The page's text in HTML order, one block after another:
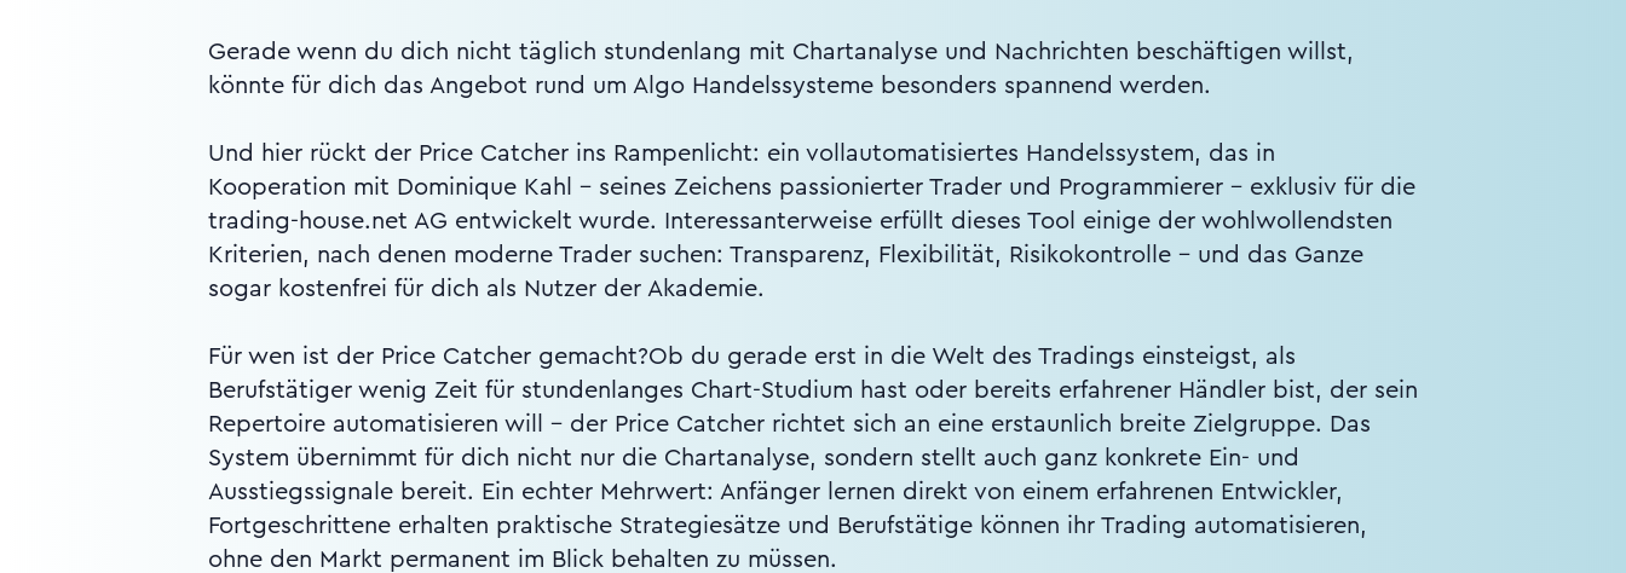
Gerade wenn du dich nicht täglich stundenlang mit Chartanalyse und Nachrichten beschäftigen willst,
könnte für dich das Angebot rund um Algo Handelssysteme besonders spannend werden.
Und hier rückt der Price Catcher ins Rampenlicht: ein vollautomatisiertes Handelssystem, das in
Kooperation mit Dominique Kahl – seines Zeichens passionierter Trader und Programmierer – exklusiv für die
trading-house.net AG entwickelt wurde. Interessanterweise erfüllt dieses Tool einige der wohlwollendsten
Kriterien, nach denen moderne Trader suchen: Transparenz, Flexibilität, Risikokontrolle – und das Ganze
sogar kostenfrei für dich als Nutzer der Akademie.
Für wen ist der Price Catcher gemacht?Ob du gerade erst in die Welt des Tradings einsteigst, als
Berufstätiger wenig Zeit für stundenlanges Chart-Studium hast oder bereits erfahrener Händler bist, der sein
Repertoire automatisieren will – der Price Catcher richtet sich an eine erstaunlich breite Zielgruppe. Das
System übernimmt für dich nicht nur die Chartanalyse, sondern stellt auch ganz konkrete Ein- und
Ausstiegssignale bereit. Ein echter Mehrwert: Anfänger lernen direkt von einem erfahrenen Entwickler,
Fortgeschrittene erhalten praktische Strategiesätze und Berufstätige können ihr Trading automatisieren,
ohne den Markt permanent im Blick behalten zu müssen.